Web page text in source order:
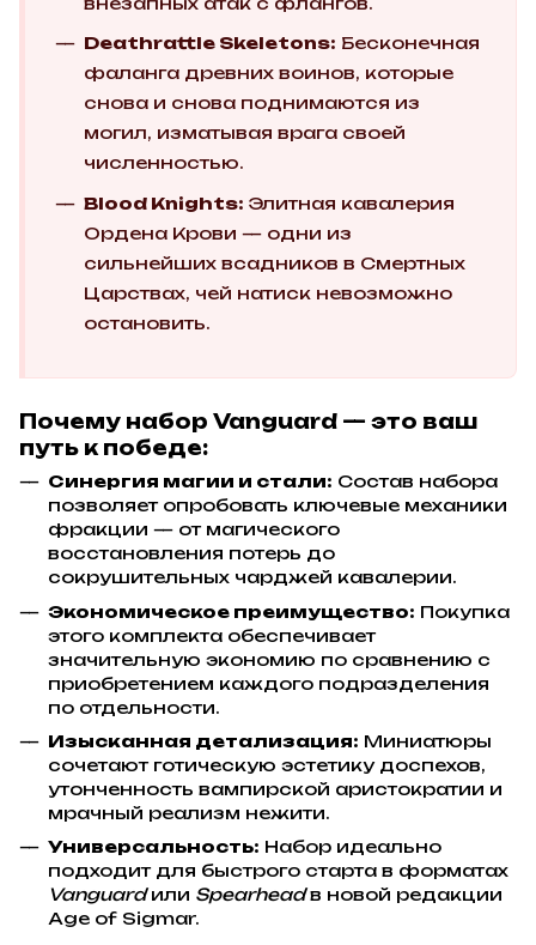
Deathrattle Skeletons: Бесконечная
фаланга древних воинов, которые
снова и снова поднимаются из
могил, изматывая врага своей
численностью.
Blood Knights: Элитная кавалерия
Ордена Крови — одни из
сильнейших всадников в Смертных
Царствах, чей натиск невозможно
остановить.
Почему набор Vanguard — это ваш
путь к победе:
Синергия магии и стали: Состав набора
позволяет опробовать ключевые механики
фракции — от магического
восстановления потерь до
сокрушительных чарджей кавалерии.
Экономическое преимущество: Покупка
этого комплекта обеспечивает
значительную экономию по сравнению с
приобретением каждого подразделения
по отдельности.
Изысканная детализация: Миниатюры
сочетают готическую эстетику доспехов,
утонченность вампирской аристократии и
мрачный реализм нежити.
Универсальность: Набор идеально
подходит для быстрого старта в форматах
Vanguardили Spearheadв новой редакции
Age of Sigmar.